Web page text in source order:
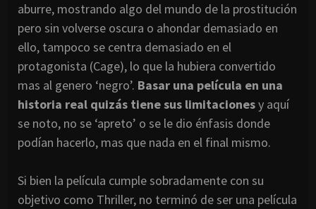
aburre, mostrando algo del mundo de la prostitución
pero sin volverse oscura o ahondar demasiado en
ello, tampoco se centra demasiado en el
protagonista (Cage), lo que la hubiera convertido
mas al genero ‘negro’. Basar una película en una
historia real quizás tiene sus limitacionesy aquí
se noto, no se ‘apreto’ o se le dio énfasis donde
podían hacerlo, mas que nada en el final mismo.
Si bien la película cumple sobradamente con su
objetivo como Thriller, no terminó de ser una película